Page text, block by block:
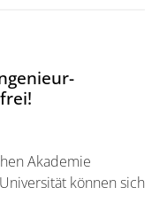
Akademie
können sich